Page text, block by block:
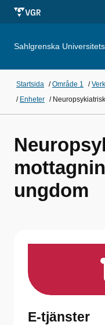
Sahlgrenska
Startsida /Område 1 /
/ Enheter /
ungdom
E-tjänster